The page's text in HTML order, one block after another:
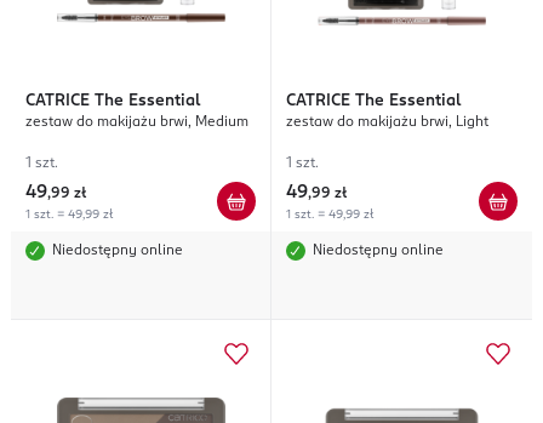
CATRICE The Essential
zestaw do makijażu brwi, Medium
1 szt.
49,99 zł
1 szt. = 49,99 zł
Niedostępny online
CATRICE The Essential
zestaw do makijażu brwi, Light
1 szt.
49,99 zł
1 szt. = 49,99 zł
Niedostępny online